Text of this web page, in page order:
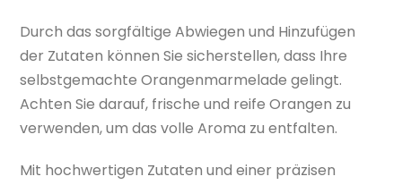
Durch das sorgfältige Abwiegen und Hinzufügen
der Zutaten können Sie sicherstellen, dass Ihre
selbstgemachte Orangenmarmelade gelingt.
Achten Sie darauf, frische und reife Orangen zu
verwenden, um das volle Aroma zu entfalten.
Mit hochwertigen Zutaten und einer präzisen